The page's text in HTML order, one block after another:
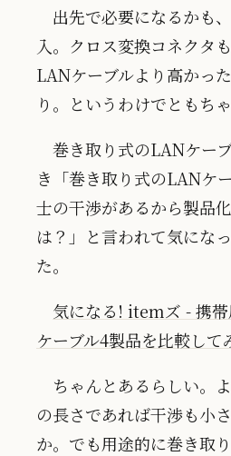
出先で必要になるかも
入。クロス変換コネクタ
LANケーブルより高かっ
り。というわけでともち
巻き取り式のLANケー
き「巻き取り式のLANケ
士の干渉があるから製品
は？」と言われて気にな
た。
気になる! itemズ - 携
ケーブル4製品を比較して
ちゃんとあるらしい。
の長さであれば干渉も小
か。でも用途的に巻き取